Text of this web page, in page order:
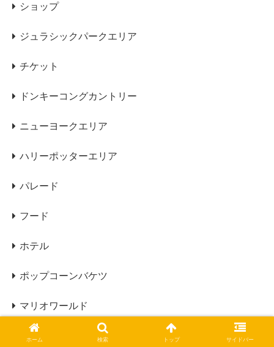
ショップ
ジュラシックパークエリア
チケット
ドンキーコングカントリー
ニューヨークエリア
ハリーポッターエリア
パレード
フード
ホテル
ポップコーンバケツ
マリオワールド
ライブ
ホーム 検索 トップ サイドバー